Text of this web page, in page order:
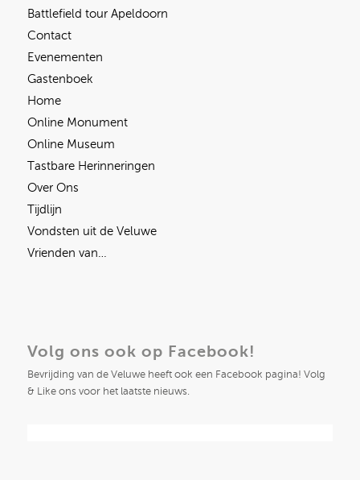
Battlefield tour Apeldoorn
Contact
Evenementen
Gastenboek
Home
Online Monument
Online Museum
Tastbare Herinneringen
Over Ons
Tijdlijn
Vondsten uit de Veluwe
Vrienden van…
Volg ons ook op Facebook!
Bevrijding van de Veluwe heeft ook een Facebook pagina! Volg
& Like ons voor het laatste nieuws.